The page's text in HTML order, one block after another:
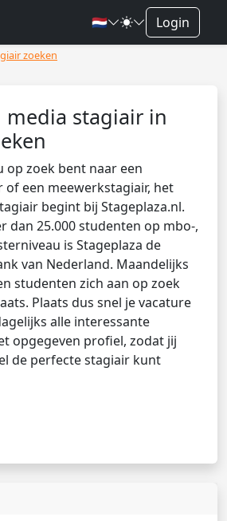
🇳🇱 Login
zoeken
media stagiair in
op zoek bent naar een
een meewerkstagiair, het
begint bij Stageplaza.nl.
dan 25.000 studenten op mbo-,
is Stageplaza de
van Nederland. Maandelijks
studenten zich aan op zoek
Plaats dus snel je vacature
alle interessante
opgegeven profiel, zodat jij
de perfecte stagiair kunt